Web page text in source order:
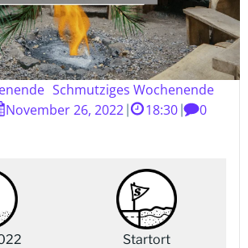
Schmutziges Wochenende
November 26, 2022 18:30 0
Startort